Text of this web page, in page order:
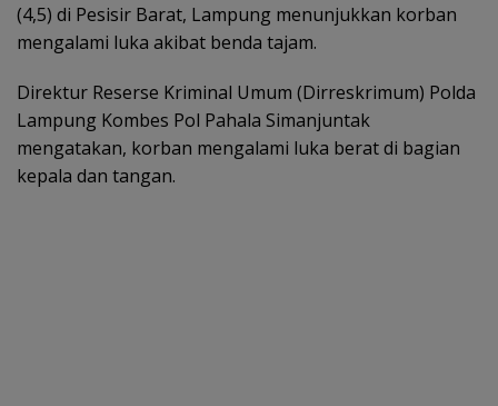
(4,5) di Pesisir Barat, Lampung menunjukkan korban
mengalami luka akibat benda tajam.
Direktur Reserse Kriminal Umum (Dirreskrimum) Polda
Lampung Kombes Pol Pahala Simanjuntak
mengatakan, korban mengalami luka berat di bagian
kepala dan tangan.